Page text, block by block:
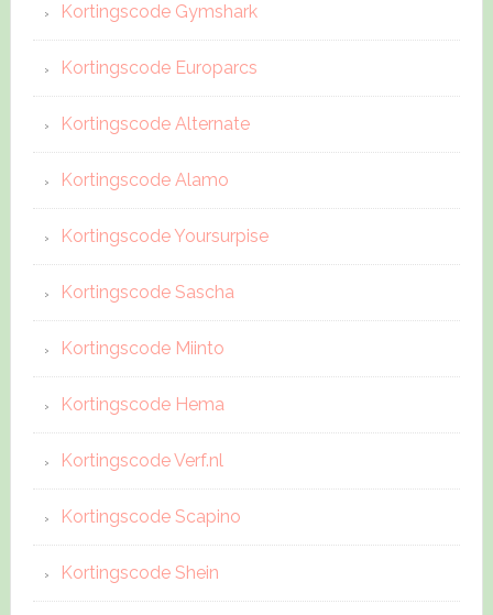
Kortingscode Gymshark
Kortingscode Europarcs
Kortingscode Alternate
Kortingscode Alamo
Kortingscode Yoursurpise
Kortingscode Sascha
Kortingscode Miinto
Kortingscode Hema
Kortingscode Verf.nl
Kortingscode Scapino
Kortingscode Shein